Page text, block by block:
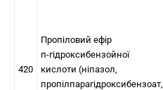
420
Пропіловий ефір
п-гідроксибензойної
кислоти (ніпазол,
пропілпарагідроксибензоат,